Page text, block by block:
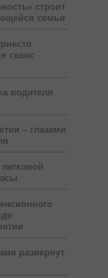
строит
семьи
сеанс
водителя
– глазами
развернут